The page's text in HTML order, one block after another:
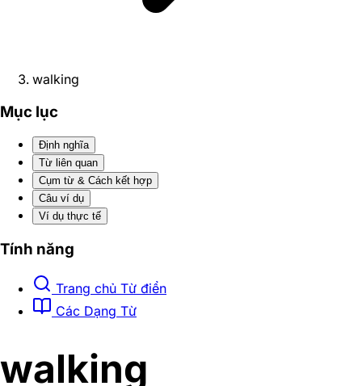
walking
Mục lục
Định nghĩa
Từ liên quan
Cụm từ & Cách kết hợp
Câu ví dụ
Ví dụ thực tế
Tính năng
Trang chủ Từ điển
Các Dạng Từ
walking